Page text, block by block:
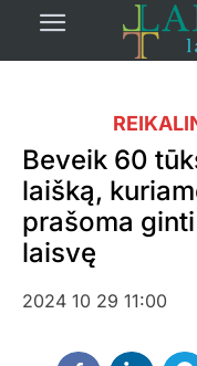
Beveik 60
laišką,
prašoma
laisvę
2024 10 29 11:00